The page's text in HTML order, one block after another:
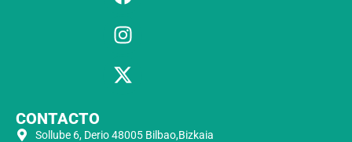
CONTACTO
Sollube 6, Derio 48005 Bilbao,Bizkaia